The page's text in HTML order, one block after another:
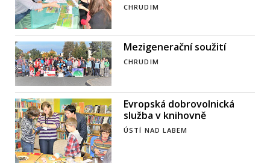
CHRUDIM
Mezigenerační soužití
CHRUDIM
Evropská dobrovolnická
služba v knihovně
ÚSTÍ NAD LABEM